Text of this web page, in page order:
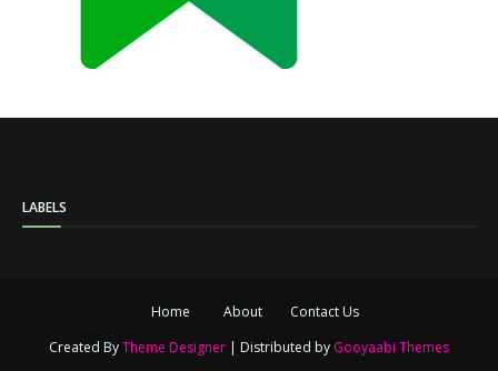
LABELS
Home About
Contact Us
Created ByTheme Designer | Distributed by Gooyaabi Themes